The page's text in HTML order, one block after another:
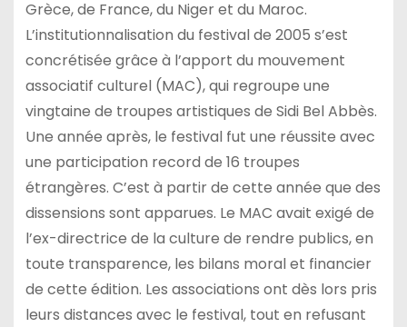
Grèce, de France, du Niger et du Maroc.
L’institutionnalisation du festival de 2005 s’est
concrétisée grâce à l’apport du mouvement
associatif culturel (MAC), qui regroupe une
vingtaine de troupes artistiques de Sidi Bel Abbès.
Une année après, le festival fut une réussite avec
une participation record de 16 troupes
étrangères. C’est à partir de cette année que des
dissensions sont apparues. Le MAC avait exigé de
l’ex-directrice de la culture de rendre publics, en
toute transparence, les bilans moral et financier
de cette édition. Les associations ont dès lors pris
leurs distances avec le festival, tout en refusant